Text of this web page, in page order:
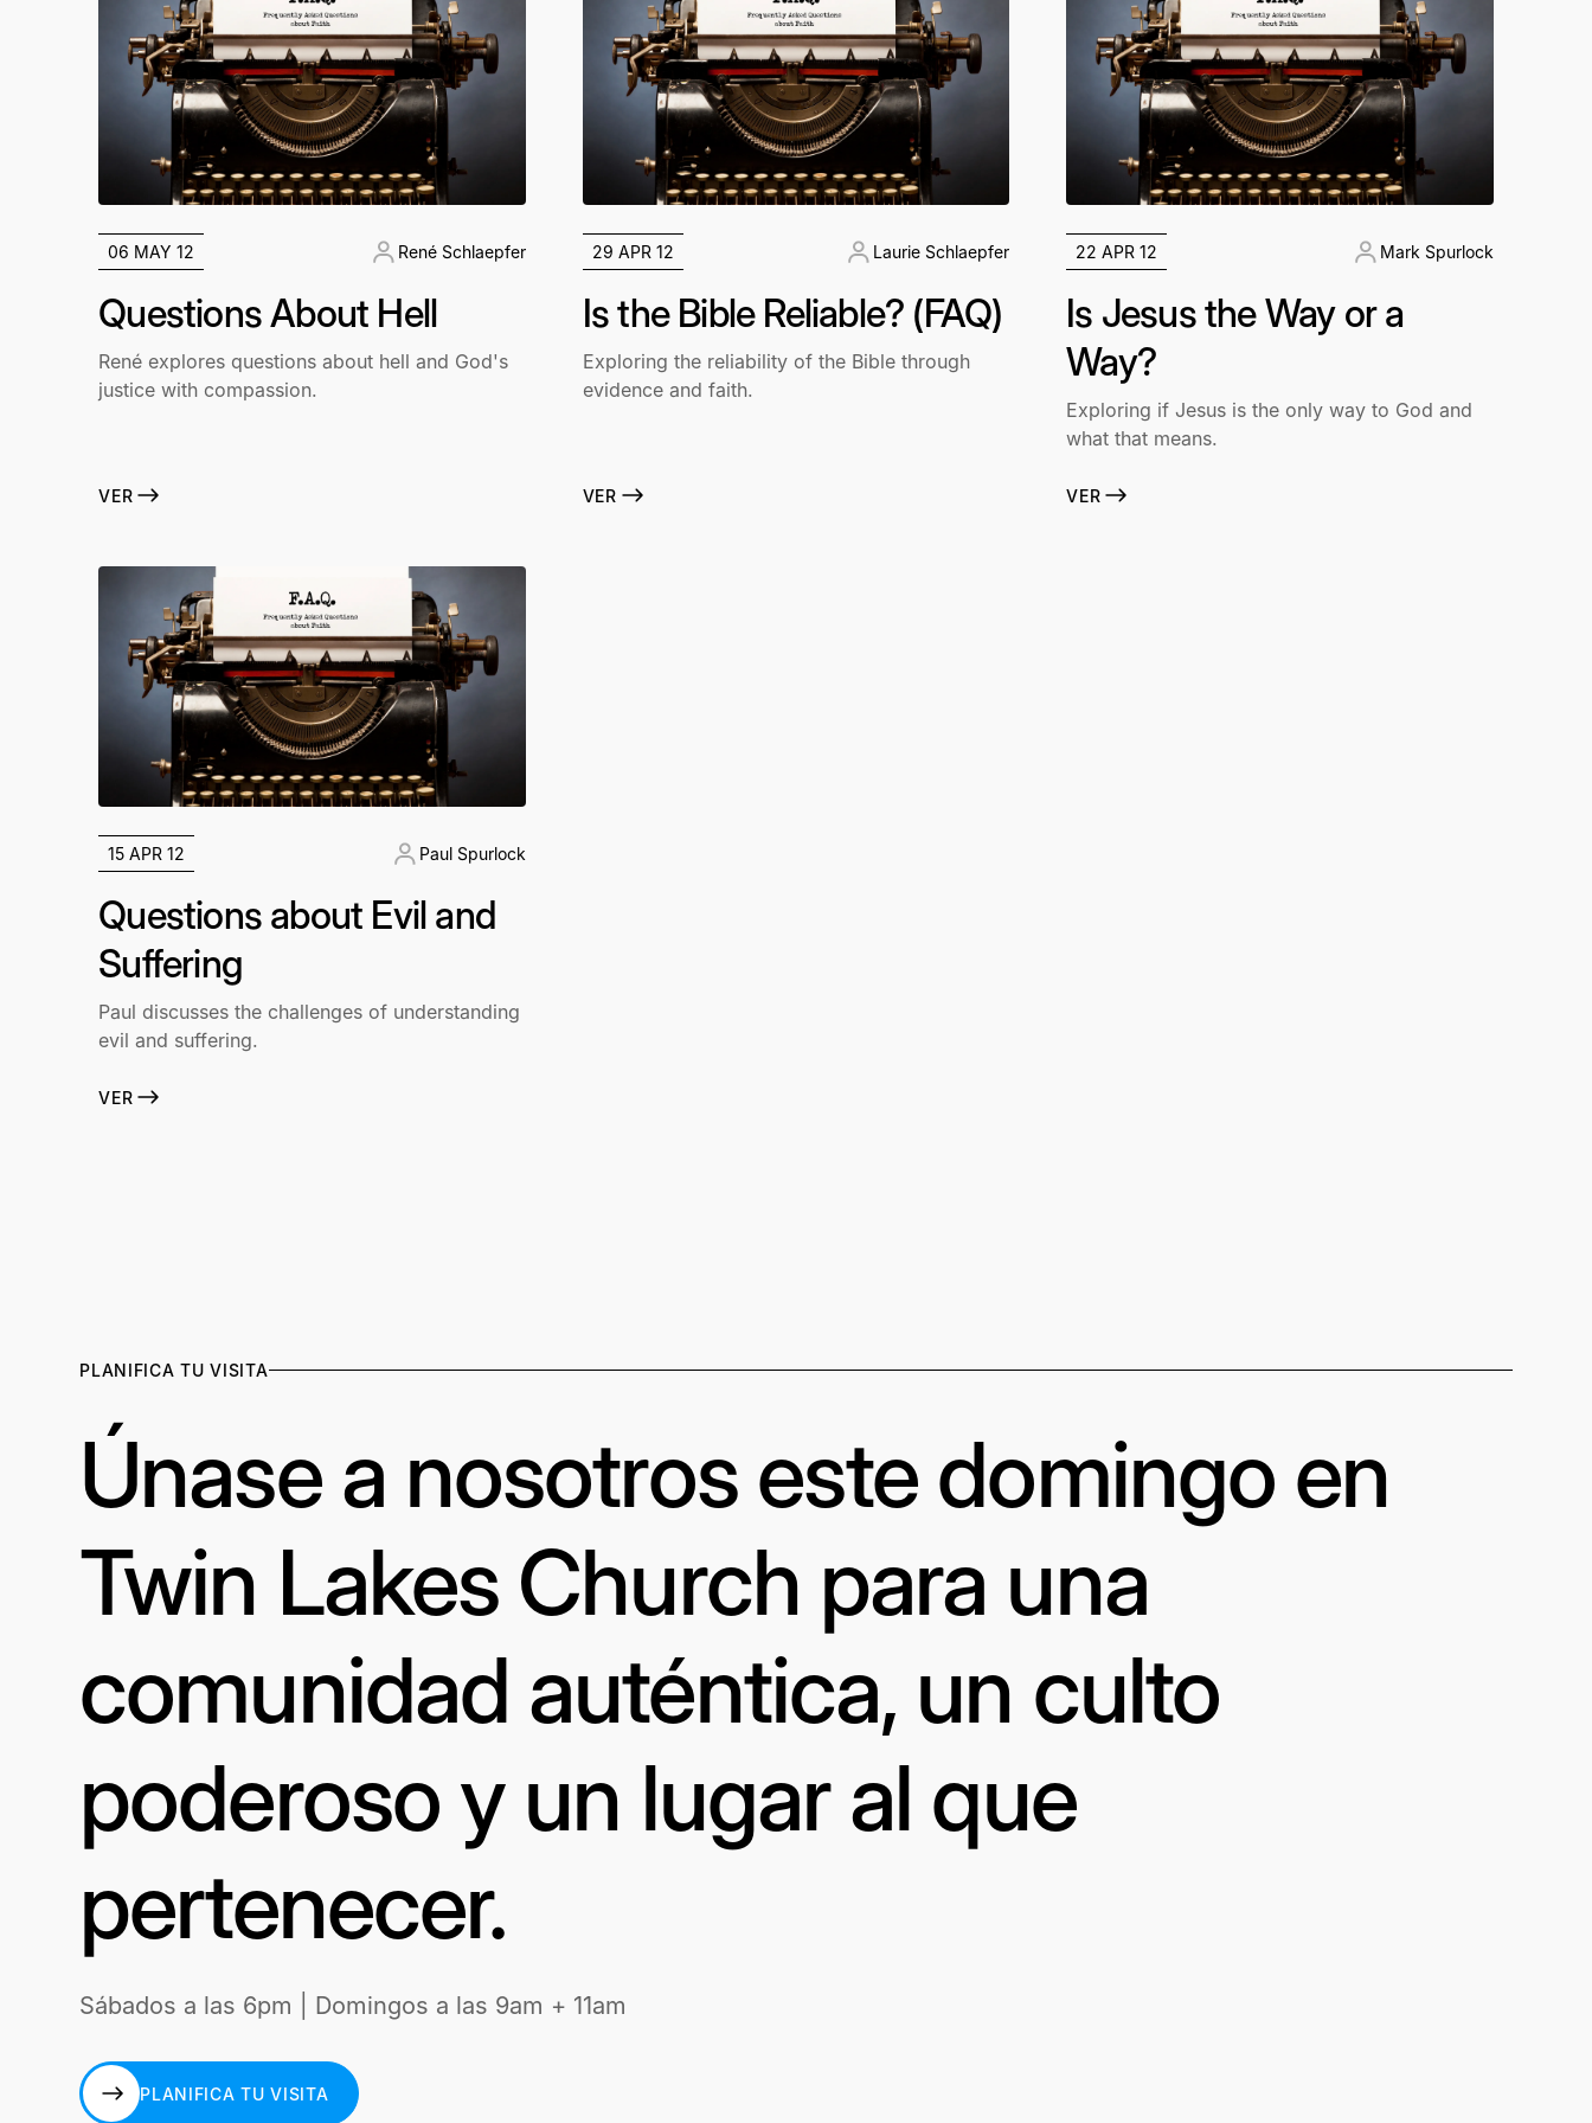
06 MAY 12 René Schlaepfer
Questions About Hell
René explores questions about hell and God's
justice with compassion.
VER
29 APR 12 Laurie Schlaepfer
Is the Bible Reliable? (FAQ)
Exploring the reliability of the Bible through
evidence and faith.
VER
22 APR 12 Mark Spurlock
Is Jesus the Way or a
Way?
Exploring if Jesus is the only way to God and
what that means.
VER
15 APR 12 Paul Spurlock
Questions about Evil and
Suffering
Paul discusses the challenges of understanding
evil and suffering.
VER
PLANIFICA TU VISITA
Únase a nosotros este domingo en
Twin Lakes Church para una
comunidad auténtica, un culto
poderoso y un lugar al que
pertenecer.
Sábados a las 6pm | Domingos a las 9am + 11am
PLANIFICA TU VISITA